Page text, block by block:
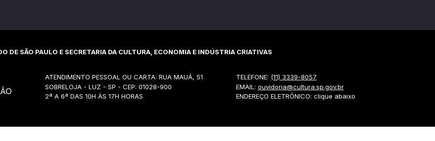
DE SÃO PAULO E SECRETARIA DA CULTURA, ECONOMIA E INDÚSTRIA CRIATIVAS
ATENDIMENTO PESSOAL OU CARTA: RUA MAUÁ, 51
SOBRELOJA - LUZ - SP - CEP: 01028-900
2ª A 6ª DAS 10H ÀS 17H HORAS
TELEFONE: (11) 3339-8057
EMAIL: ouvidoria@cultura.sp.gov.br
ENDEREÇO ELETRÔNICO: clique abaixo